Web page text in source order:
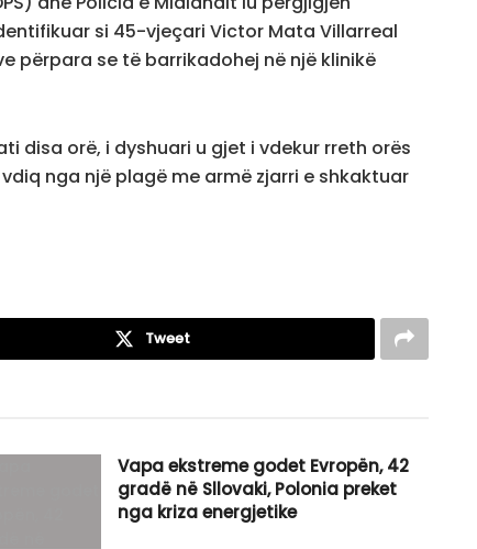
si 45-vjeçari Victor Mata Villarreal
përpara se të barrikadohej në një klinikë
disa orë, i dyshuari u gjet i vdekur rreth orës
nga një plagë me armë zjarri e shkaktuar
Tweet
Vapa ekstreme godet Evropën, 42
gradë në Sllovaki, Polonia preket
nga kriza energjetike